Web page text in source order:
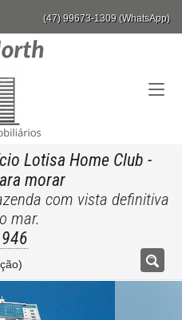
(47) 99673-1309 (WhatsApp)
Lotisa Home Club -
morar
com vista definitiva
mar.